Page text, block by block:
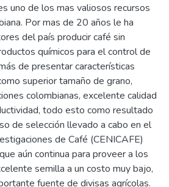
uno de los mas valiosos recursos
Por mas de 20 años le ha
del país producir café sin
químicos para el control de
de presentar características
superior tamaño de grano,
colombianas, excelente calidad
todo esto como resultado
de selección llevado a cabo en el
de Café (CENICAFE)
aún continua para proveer a los
semilla a un costo muy bajo,
fuente de divisas agrícolas.